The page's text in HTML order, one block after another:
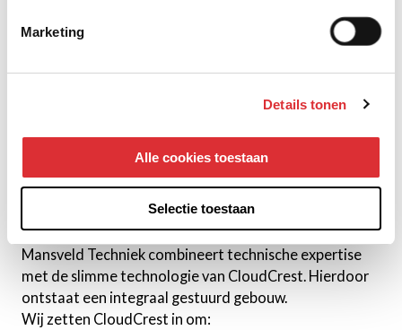
Marketing
Details tonen
Alle cookies toestaan
Selectie toestaan
• Gebrek aan inzicht → onvoldoende grip op verbruik
CloudCrest brengt dit samen in één platform en biedt:
• Actieve sturing op piekbelasting en netgebruik
• Datagedreven optimalisatie van installaties
Hoe wij CloudCrest toepassen bij onze klanten
Mansveld Techniek combineert technische expertise
met de slimme technologie van CloudCrest. Hierdoor
ontstaat een integraal gestuurd gebouw.
Wij zetten CloudCrest in om: